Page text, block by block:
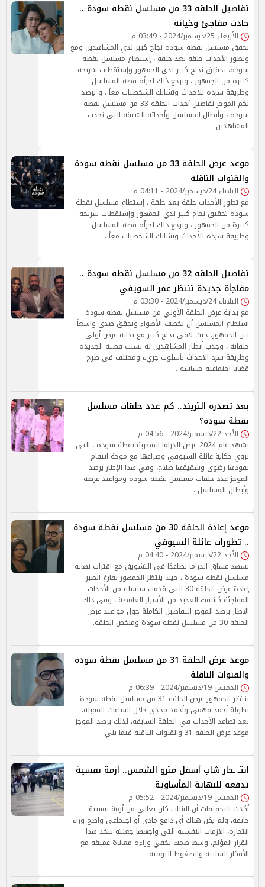
تفاصيل الحلقة 33 من مسلسل نقطة سودة ..
حادث مفاجئ وخيانة
الأربعاء 25/ديسمبر/2024 - 03:49 م
يحقق مسلسل نقطة سودة نجاح كبير لدي المشاهدين ومع
وتطور الأحداث حلقة بعد حلقة ، إستطاع مسلسل نقطة
سودة، تحقيق نجاح كبير لدي الجمهور وإستقطاب شريحة
كبيرة من الجمهور ، ويرجع ذلك لجرأة قصة المسلسل
وطريقة سرده للأحداث وتشابك الشخصيات معاً . و يرصد
لكم الموجز تفاصيل أحداث الحلقة 33 من مسلسل نقطة
سودة ، وأبطال المسلسل وأحداثه الشيقة التي تجذب
المشاهدين
موعد عرض الحلقة 33 من مسلسل نقطة سودة
والقنوات الناقلة
الثلاثاء 24/ديسمبر/2024 - 04:11 م
مع تطور الأحداث حلقة بعد حلقة ، إستطاع مسلسل نقطة
سودة تحقيق نجاح كبير لدي الجمهور وإستقطاب شريحة
كبيرة من الجمهور ، ويرجع ذلك لجرأة قصة المسلسل
وطريقة سرده للأحداث وتشابك الشخصيات معاً .
تفاصيل الحلقة 32 من مسلسل نقطة سودة ..
مفاجأة جديدة تنتظر عمر السويفي
الثلاثاء 24/ديسمبر/2024 - 03:30 م
مع بداية عرض الحلقة الأولي من مسلسل نقطة سودة
استطاع المسلسل أن يخطف الأضواء ويحقق صدى واسعاً
بين الجمهور، حيث لاقي نجاح كبير مع بداية عرض أولي
حلقاته ، وجذب أنظار المشاهدين له بسبب قصته الجديدة
وطريقة سرد الأحداث بأسلوب جريء ومختلف في طرح
قضايا اجتماعية حساسة .
بعد تصدره التريند.. كم عدد حلقات مسلسل
نقطة سودة؟
الأحد 22/ديسمبر/2024 - 04:56 م
يشهد عام 2024 عرض الدراما المصرية نقطة سودة ، التي
تروي حكاية عائلة السيوفي وصراعها مع موجة انتقام
يقودها رضوى وشقيقها صلاح، وفي هذا الإطار يرصد
الموجز عدد حلقات مسلسل نقطة سودة ومواعيد عرضه
وأبطال المسلسل .
موعد إعادة الحلقة 30 من مسلسل نقطة سودة
.. تطورات عائلة السيوفي
الأحد 22/ديسمبر/2024 - 04:40 م
يشهد عشاق الدراما تصاعدًا في التشويق مع اقتراب نهاية
مسلسل نقطة سودة ، حيث ينتظر الجمهور بفارغ الصبر
إعادة عرض الحلقة 30 التي قدمت سلسلة من الأحداث
المفاجئة كشفت العديد من الأسرار الغامضة ، وفي ذلك
الإطار يرصد الموجز التفاصيل الكاملة حول مواعيد عرض
الحلقة 30 من مسلسل نقطة سودة وملخص الحلقة.
موعد عرض الحلقة 31 من مسلسل نقطة سودة
والقنوات الناقلة
الخميس 19/ديسمبر/2024 - 06:39 م
ينتظر الجمهور عرض الحلقة 31 من مسلسل نقطة سودة
بطولة أحمد فهمي وأحمد مجدي خلال الساعات المقبلة،
بعد تصاعد الأحداث في الحلقة السابقة، لذلك يرصد الموجز
موعد عرض الحلقة 31 والقنوات الناقلة فيما يلي
انتـ.ـحار شاب أسفل مترو الشمس.. أزمة نفسية
تدفعه للنهاية المأساوية
الخميس 19/ديسمبر/2024 - 05:52 م
أكدت التحقيقات أن الشاب كان يعاني من أزمة نفسية
خانقة، ولم يكن هناك أي دافع مادي أو اجتماعي واضح وراء
انتحاره، الأزمات النفسية التي واجهها جعلته يتخذ هذا
القرار المؤلم، وسط صمت يخفي وراءه معاناة عميقة مع
الأفكار السلبية والضغوط اليومية